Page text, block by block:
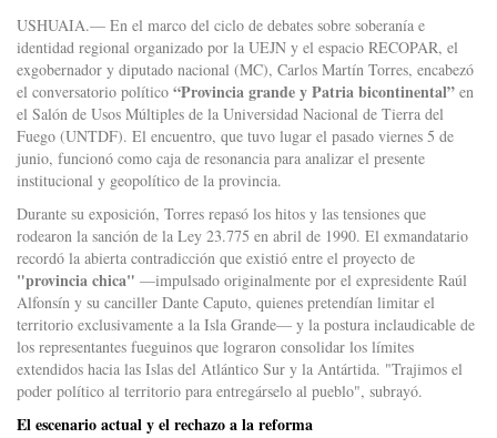
USHUAIA.— En el marco del ciclo de debates sobre soberanía e
identidad regional organizado por la UEJN y el espacio RECOPAR, el
exgobernador y diputado nacional (MC), Carlos Martín Torres, encabezó
el conversatorio político “Provincia grande y Patria bicontinental” en
el Salón de Usos Múltiples de la Universidad Nacional de Tierra del
Fuego (UNTDF). El encuentro, que tuvo lugar el pasado viernes 5 de
junio, funcionó como caja de resonancia para analizar el presente
institucional y geopolítico de la provincia.
Durante su exposición, Torres repasó los hitos y las tensiones que
rodearon la sanción de la Ley 23.775 en abril de 1990. El exmandatario
recordó la abierta contradicción que existió entre el proyecto de
"provincia chica" —impulsado originalmente por el expresidente Raúl
Alfonsín y su canciller Dante Caputo, quienes pretendían limitar el
territorio exclusivamente a la Isla Grande— y la postura inclaudicable de
los representantes fueguinos que lograron consolidar los límites
extendidos hacia las Islas del Atlántico Sur y la Antártida. "Trajimos el
poder político al territorio para entregárselo al pueblo", subrayó.
El escenario actual y el rechazo a la reforma